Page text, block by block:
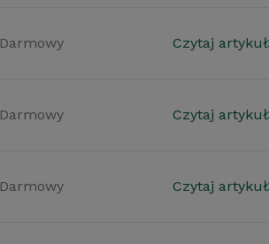
Darmowy Czytaj artykuł
Darmowy Czytaj artykuł
Darmowy Czytaj artykuł